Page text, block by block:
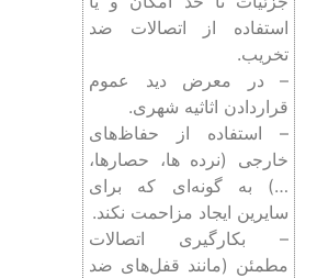
استفاده از اتصالات ضد
تخریب.
– در معرض دید عموم
قراردادن اثاثیه شهری.
– استفاده از حفاظ‌های
خارجی (نرده ها، حصارها،
…) به گونه‌ای که برای
سایرین ایجاد مزاحمت نکند.
– بکارگیری اتصالات
مطمئن (مانند قفل‌های ضد